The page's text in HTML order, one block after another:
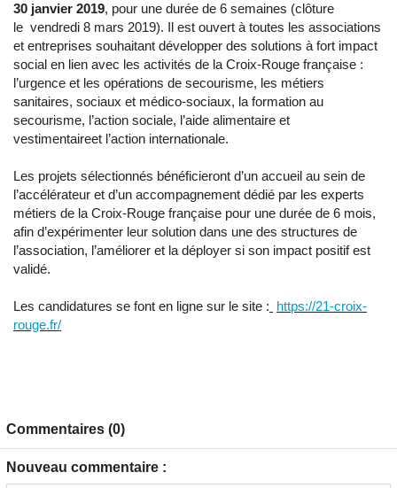
30 janvier 2019, pour une durée de 6 semaines (clôture
le vendredi 8 mars 2019). Il est ouvert à toutes les associations
et entreprises souhaitant développer des solutions à fort impact
social en lien avec les activités de la Croix-Rouge française :
l’urgence et les opérations de secourisme, les métiers
sanitaires, sociaux et médico-sociaux, la formation au
secourisme, l’action sociale, l’aide alimentaire et
vestimentaireet l’action internationale.
Les projets sélectionnés bénéficieront d’un accueil au sein de
l’accélérateur et d’un accompagnement dédié par les experts
métiers de la Croix-Rouge française pour une durée de 6 mois,
afin d’expérimenter leur solution dans une des structures de
l’association, l’améliorer et la déployer si son impact positif est
validé.
Les candidatures se font en ligne sur le site : https://21-croix-
rouge.fr/
Commentaires (0)
Nouveau commentaire :